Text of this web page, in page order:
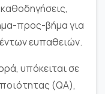
προς-βήμα για
ευπαθειών.
υπόκειται σε
(QA),